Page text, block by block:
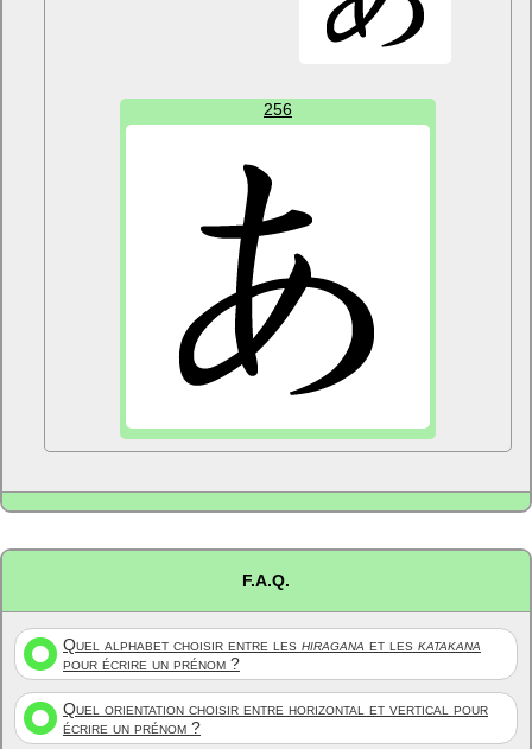
256
F.A.Q.
Quel alphabet choisir entre les hiragana et les katakana
pour écrire un prénom ?
Quel orientation choisir entre horizontal et vertical pour
écrire un prénom ?